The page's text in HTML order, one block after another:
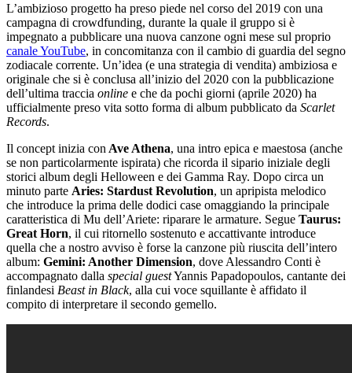
L’ambizioso progetto ha preso piede nel corso del 2019 con una
campagna di crowdfunding, durante la quale il gruppo si è
impegnato a pubblicare una nuova canzone ogni mese sul proprio
canale YouTube, in concomitanza con il cambio di guardia del segno
zodiacale corrente. Un’idea (e una strategia di vendita) ambiziosa e
originale che si è conclusa all’inizio del 2020 con la pubblicazione
dell’ultima traccia online e che da pochi giorni (aprile 2020) ha
ufficialmente preso vita sotto forma di album pubblicato da Scarlet
Records.
Il concept inizia con Ave Athena, una intro epica e maestosa (anche
se non particolarmente ispirata) che ricorda il sipario iniziale degli
storici album degli Helloween e dei Gamma Ray. Dopo circa un
minuto parte Aries: Stardust Revolution, un apripista melodico
che introduce la prima delle dodici case omaggiando la principale
caratteristica di Mu dell’Ariete: riparare le armature. Segue Taurus:
Great Horn, il cui ritornello sostenuto e accattivante introduce
quella che a nostro avviso è forse la canzone più riuscita dell’intero
album: Gemini: Another Dimension, dove Alessandro Conti è
accompagnato dalla special guestYannis Papadopoulos, cantante dei
finlandesi Beast in Black, alla cui voce squillante è affidato il
compito di interpretare il secondo gemello.